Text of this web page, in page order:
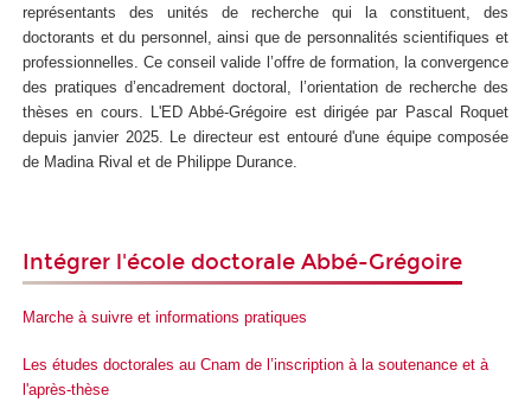
représentants des unités de recherche qui la constituent, des
doctorants et du personnel, ainsi que de personnalités scientifiques et
professionnelles. Ce conseil valide l’offre de formation, la convergence
des pratiques d’encadrement doctoral, l’orientation de recherche des
thèses en cours. L'ED Abbé-Grégoire est dirigée par Pascal Roquet
depuis janvier 2025. Le directeur est entouré d'une équipe composée
de Madina Rival et de Philippe Durance.
Intégrer l'école doctorale Abbé-Grégoire
Marche à suivre et informations pratiques
Les études doctorales au Cnam de l’inscription à la soutenance et à
l'après-thèse